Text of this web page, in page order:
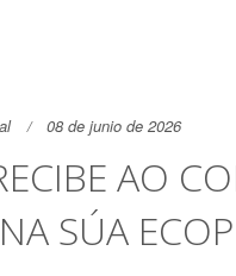
08 de junio de 2026
AO
SÚA